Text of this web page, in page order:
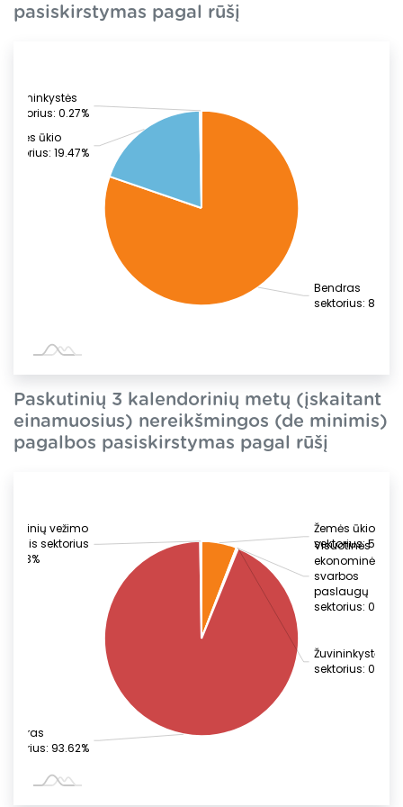
pasiskirstymas pagal rūšį
Bendras
sektorius:
Žemės ūkio
sektorius: 19.47%
Žuvininkystės
sektorius: 0.27%
Paskutinių 3 kalendorinių metų (įskaitant
einamuosius) nereikšmingos (de minimis)
pagalbos pasiskirstymas pagal rūšį
Žemės ūkio
sektorius: 5.85%
Visuotinės
ekonominės
svarbos
paslaugų
sektorius: 0.23%
Žuvininkystės
sektorius: 0.08%
93.62%
Krovinių vežimo
keliais sektorius
: 0.23%